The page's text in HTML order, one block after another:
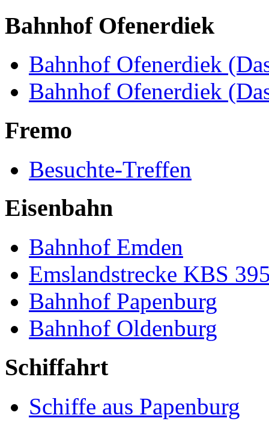
Bahnhof Ofenerdiek
Bahnhof Ofenerdiek
Bahnhof Ofenerdiek
Fremo
Besuchte-Treffen
Eisenbahn
Bahnhof Emden
Emslandstrecke KBS
Bahnhof Papenburg
Bahnhof Oldenburg
Schiffahrt
Schiffe aus Papenburg